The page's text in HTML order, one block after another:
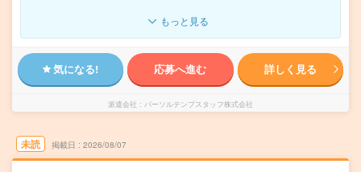
もっと見る
気になる! 応募へ進む 詳しく見る
派遣会社 パーソルテンプスタッフ株式会社
未読 掲載日 2026/08/07